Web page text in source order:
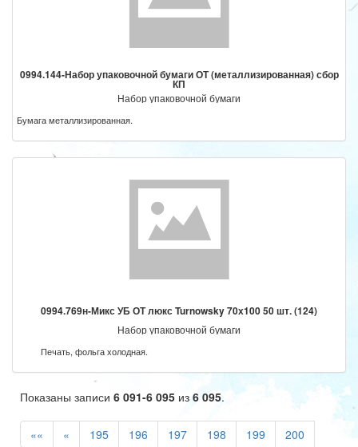
0994.144-Набор упаковочной бумаги ОТ (металлизированная) сбор
КП
Набор упаковочной бумаги
Бумага металлизированная.
0994.769н-Микс УБ ОТ люкс Turnowsky 70х100 50 шт. (124)
Набор упаковочной бумаги
Печать, фольга холодная.
Показаны записи 6 091-6 095 из 6 095.
«« « 195 196 197 198 199 200